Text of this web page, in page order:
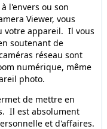
l'envers ou son
Viewer, vous
votre appareil. Il vous
soutenant de
réseau sont
numérique, même
photo.
de mettre en
Il est absolument
et d'affaires.